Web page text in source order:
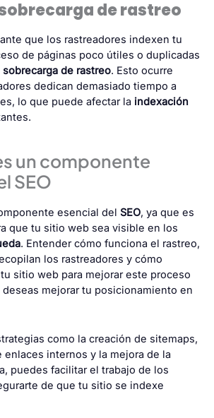
de rastreo
que los rastreadores indexen tu
de páginas poco útiles o duplicadas
sobrecarga de rastreo. Esto ocurre
dedican demasiado tiempo a
lo que puede afectar la indexación
un componente
SEO
esencial del SEO, ya que es
que tu sitio web sea visible en los
. Entender cómo funciona el rastreo,
los rastreadores y cómo
sitio web para mejorar este proceso
mejorar tu posicionamiento en
como la creación de sitemaps,
enlaces internos y la mejora de la
puedes facilitar el trabajo de los
de que tu sitio se indexe